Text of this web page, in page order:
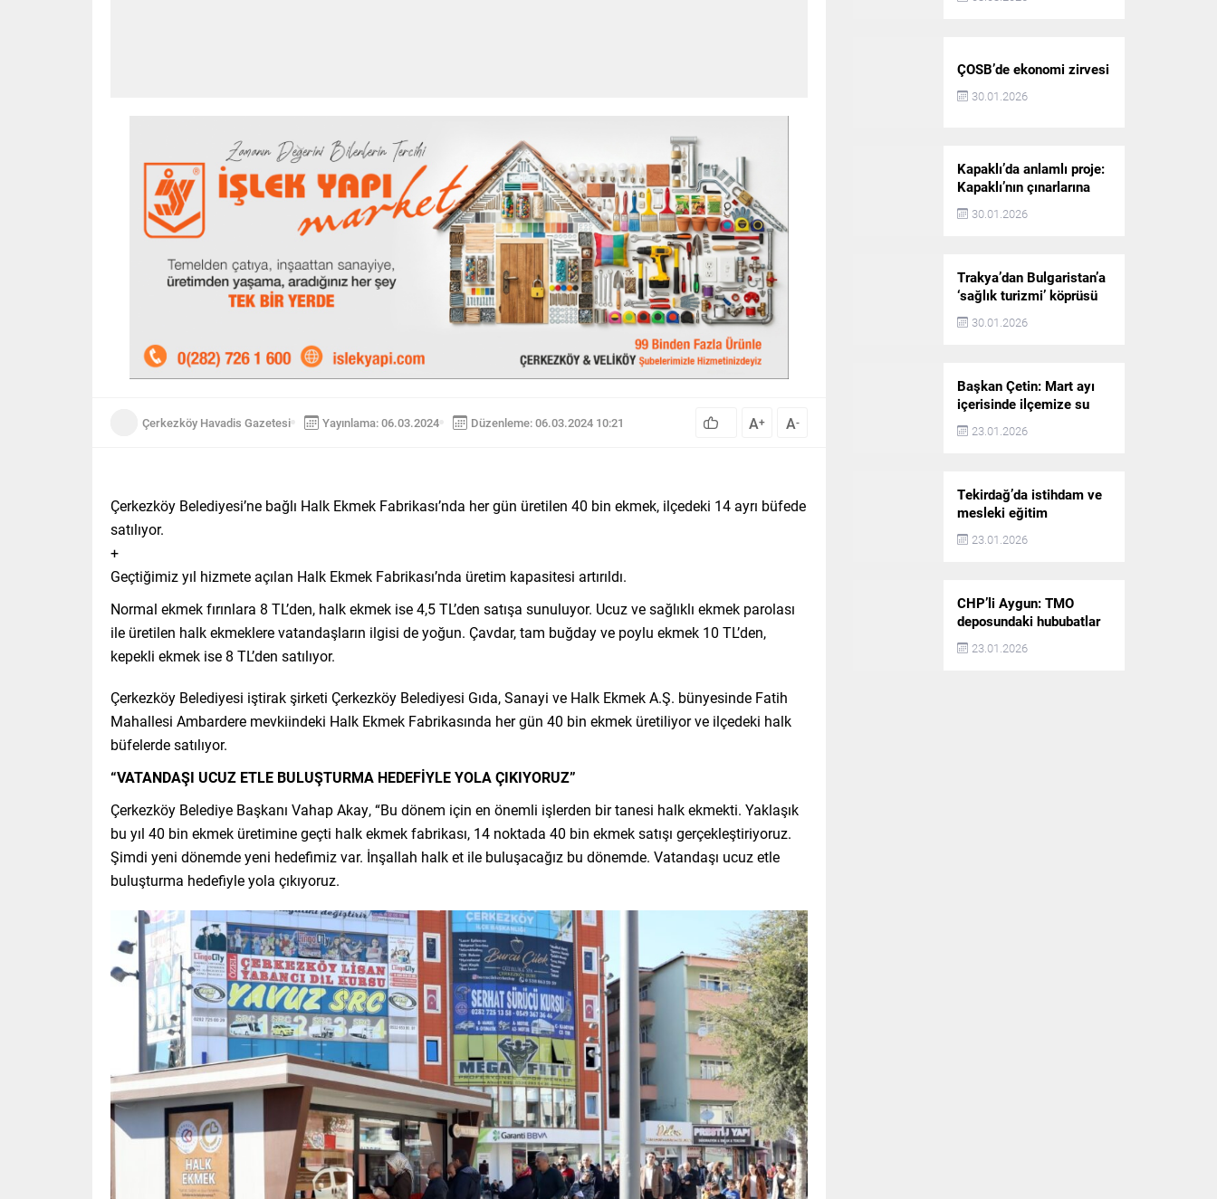
Çerkezköy Havadis Gazetesi Yayınlama: 06.03.2024 Düzenleme: 06.03.2024 10:21 A+ A-
Çerkezköy Belediyesi’ne bağlı Halk Ekmek Fabrikası’nda her gün üretilen 40 bin ekmek, ilçedeki 14 ayrı büfede
satılıyor.
+
Geçtiğimiz yıl hizmete açılan Halk Ekmek Fabrikası’nda üretim kapasitesi artırıldı.
Normal ekmek fırınlara 8 TL’den, halk ekmek ise 4,5 TL’den satışa sunuluyor. Ucuz ve sağlıklı ekmek parolası
ile üretilen halk ekmeklere vatandaşların ilgisi de yoğun. Çavdar, tam buğday ve poylu ekmek 10 TL’den,
kepekli ekmek ise 8 TL’den satılıyor.
Çerkezköy Belediyesi iştirak şirketi Çerkezköy Belediyesi Gıda, Sanayi ve Halk Ekmek A.Ş. bünyesinde Fatih
Mahallesi Ambardere mevkiindeki Halk Ekmek Fabrikasında her gün 40 bin ekmek üretiliyor ve ilçedeki halk
büfelerde satılıyor.
“VATANDAŞI UCUZ ETLE BULUŞTURMA HEDEFİYLE YOLA ÇIKIYORUZ”
Çerkezköy Belediye Başkanı Vahap Akay, “Bu dönem için en önemli işlerden bir tanesi halk ekmekti. Yaklaşık
bu yıl 40 bin ekmek üretimine geçti halk ekmek fabrikası, 14 noktada 40 bin ekmek satışı gerçekleştiriyoruz.
Şimdi yeni dönemde yeni hedefimiz var. İnşallah halk et ile buluşacağız bu dönemde. Vatandaşı ucuz etle
buluşturma hedefiyle yola çıkıyoruz.
ÇOSB’de ekonomi zirvesi
30.01.2026
Kapaklı’da anlamlı proje:
Kapaklı’nın çınarlarına
dijital vefa köprüsü
30.01.2026
Trakya’dan Bulgaristan’a
‘sağlık turizmi’ köprüsü
30.01.2026
Başkan Çetin: Mart ayı
içerisinde ilçemize su
akışı başlatılacak
23.01.2026
Tekirdağ’da istihdam ve
mesleki eğitim
politikaları değerlendirildi
23.01.2026
CHP’li Aygun: TMO
deposundaki hububatlar
çalındı!
23.01.2026